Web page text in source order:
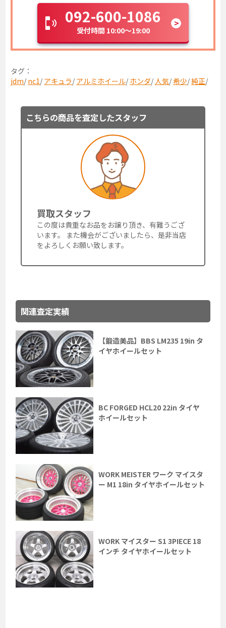
092-600-1086
受付時間 10:00～19:00
タグ：
jdm/ nc1/ アキュラ/ アルミホイール/ ホンダ/人気/希少/純正/
こちらの商品を査定したスタッフ
買取スタッフ
この度は貴重なお品をお譲り頂き、有難うござ
います。 また機会がございましたら、是非当店
をよろしくお願い致します。
関連査定実績
【鍛造美品】BBS LM235 19in タ
イヤホイールセット
BC FORGED HCL20 22in タイヤ
ホイールセット
WORK MEISTER ワーク マイスタ
ー M1 18in タイヤホイールセット
WORK マイスター S1 3PIECE 18
インチ タイヤホイールセット